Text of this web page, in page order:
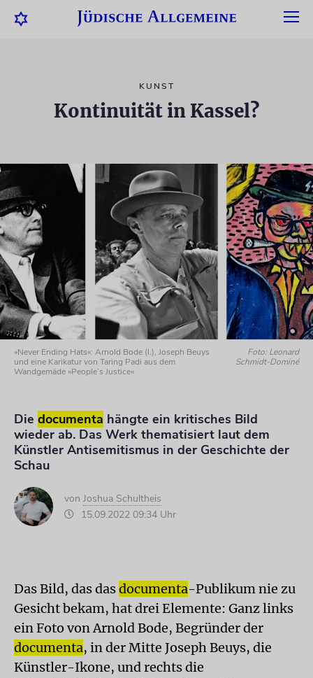
KUNST
Kontinuität in Kassel?
»Never Ending Hats«: Arnold Bode (l.), Joseph Beuys
und eine Karikatur von Taring Padi aus dem
Wandgemäde »People’s Justice«
Foto: Leonard
Schmidt-Dominé
Die documenta hängte ein kritisches Bild
wieder ab. Das Werk thematisiert laut dem
Künstler Antisemitismus in der Geschichte der
Schau
von Joshua Schultheis
15.09.2022 09:34 Uhr
Das Bild, das dasdocumenta-Publikum nie zu
Gesicht bekam, hat drei Elemente: Ganz links
ein Foto von Arnold Bode, Begründer der
documenta, in der Mitte Joseph Beuys, die
Künstler-Ikone, und rechts die